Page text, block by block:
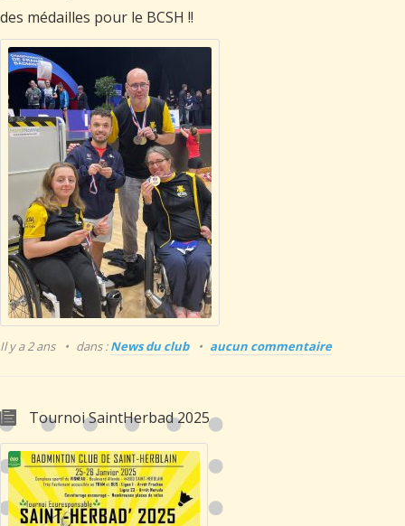
des médailles pour le BCSH !!
Il y a 2 ans dans :News du club aucun commentaire
Tournoi SaintHerbad 2025